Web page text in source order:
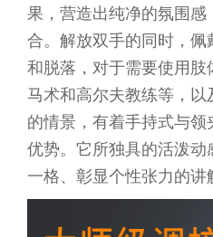
果，营造出纯净的氛围
合。解放双手的同时，
和脱落，对于需要使用
马术和高尔夫教练等，以
的情景，有着手持式与
优势。它所独具的活泼
一格、彰显个性张力的讲